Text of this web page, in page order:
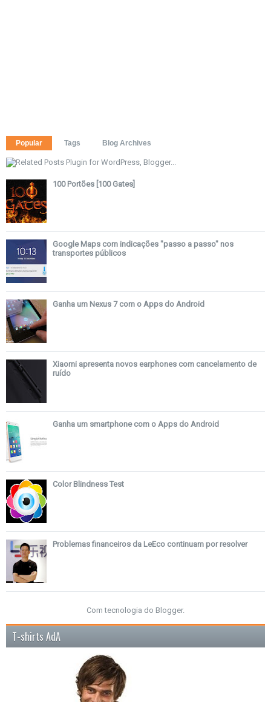
Popular Tags Blog Archives
100 Portões [100 Gates]
Google Maps com indicações "passo a passo" nos
transportes públicos
Ganha um Nexus 7 com o Apps do Android
Xiaomi apresenta novos earphones com cancelamento de
ruído
Ganha um smartphone com o Apps do Android
Color Blindness Test
Problemas financeiros da LeEco continuam por resolver
Com tecnologia do Blogger.
T-shirts AdA